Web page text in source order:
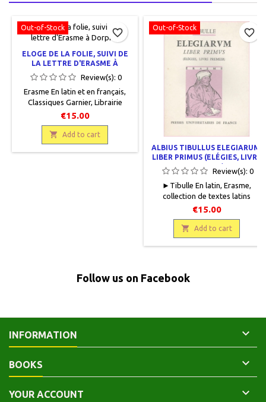
Out-of-Stock
ELOGE DE LA FOLIE, SUIVI DE
LA LETTRE D'ERASME À
DORPIUS
Review(s): 0
Erasme En latin et en français,
Classiques Garnier, Librairie
Garnier Frères, 1936, 12 x 19, XII
Très bon état, livre protégé par
du papier cristal.
€15.00
 Add to cart
favorite_border Out-of-Stock
ALBIUS TIBULLUS ELEGIARUM.
LIBER PRIMUS (ELÉGIES, LIVRE
PREMIER)
Review(s): 0
►Tibulle En latin, Erasme,
collection de textes latins
commentés, Presses
x 19, 120 pages, broché,
occasion. Bon état. Quelques
rousseurs sur la couverture. En
€15.00
 Add to cart
favorite_border
Follow us on Facebook
INFORMATION 
BOOKS 
YOUR ACCOUNT 